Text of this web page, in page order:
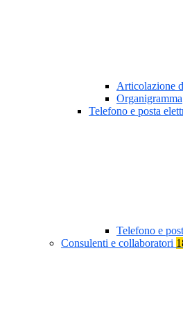
Articolazione
Organigramma
Telefono e posta
Telefono e
Consulenti e collaboratori